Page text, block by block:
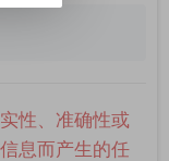
性、准确性或
息而产生的任